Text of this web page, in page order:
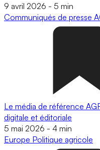
9 avril 2026 - 5 min
Communiqués de presse
Le média de référence
digitale et éditoriale
5 mai 2026 - 4 min
Europe Politique agricole